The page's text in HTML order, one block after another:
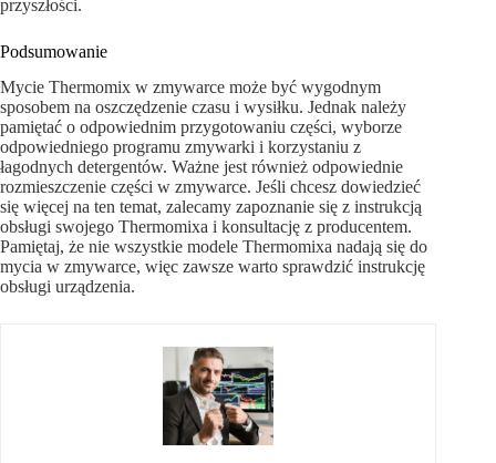
przyszłości.
Podsumowanie
Mycie Thermomix w zmywarce może być wygodnym
sposobem na oszczędzenie czasu i wysiłku. Jednak należy
pamiętać o odpowiednim przygotowaniu części, wyborze
odpowiedniego programu zmywarki i korzystaniu z
łagodnych detergentów. Ważne jest również odpowiednie
rozmieszczenie części w zmywarce. Jeśli chcesz dowiedzieć
się więcej na ten temat, zalecamy zapoznanie się z instrukcją
obsługi swojego Thermomixa i konsultację z producentem.
Pamiętaj, że nie wszystkie modele Thermomixa nadają się do
mycia w zmywarce, więc zawsze warto sprawdzić instrukcję
obsługi urządzenia.